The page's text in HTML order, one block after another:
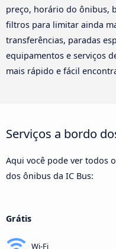
preço, horário do ônibus,
filtros para limitar ainda
transferências, paradas
equipamentos e serviços
mais rápido e fácil
Serviços a bordo
Aqui você pode ver todos
dos ônibus da IC Bus:
Grátis
Wi-Fi